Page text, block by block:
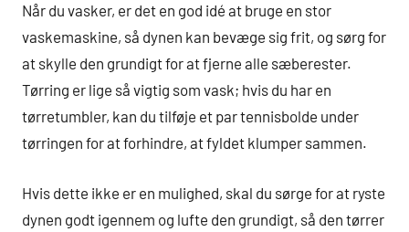
Når du vasker, er det en god idé at bruge en stor
vaskemaskine, så dynen kan bevæge sig frit, og sørg for
at skylle den grundigt for at fjerne alle sæberester.
Tørring er lige så vigtig som vask; hvis du har en
tørretumbler, kan du tilføje et par tennisbolde under
tørringen for at forhindre, at fyldet klumper sammen.
Hvis dette ikke er en mulighed, skal du sørge for at ryste
dynen godt igennem og lufte den grundigt, så den tørrer